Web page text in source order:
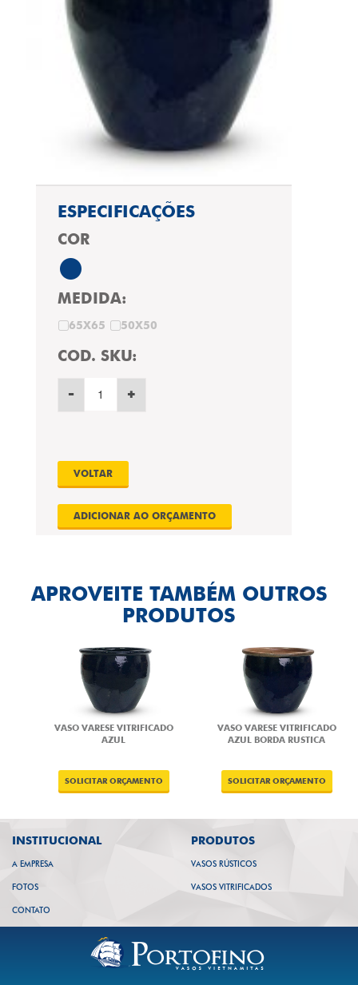
ESPECIFICAÇÕES
COR
MEDIDA:
65X65 50X50
COD. SKU:
- +
VOLTAR
APROVEITE TAMBÉM OUTROS
PRODUTOS
VASO VARESE VITRIFICADO
AZUL
VASO VARESE VITRIFICADO
AZUL BORDA RUSTICA
INSTITUCIONAL
A EMPRESA
FOTOS
CONTATO
PRODUTOS
VASOS RÚSTICOS
VASOS VITRIFICADOS